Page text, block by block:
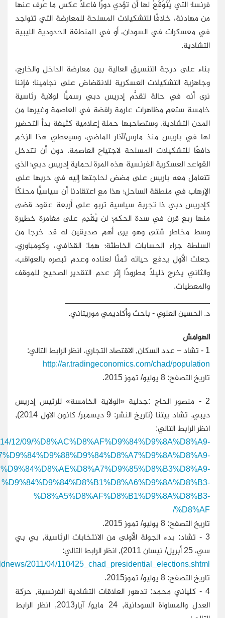
فرنسا؛ التي يُتَوَقَعُ لها أن تؤدي دورًا فاعلاً عكس ما عُرف عنها
من مهادنة، خلافًا للتشكيلات المسلحة للمعارضة التي تتواجد
في معسكرات في السودان، أو في المنطقة الحدودية الليبية
التشادية.
بناء على درجة التنسيق العالية بين معارضة الداخل والخارج،
وجاهزية التشكيلات العسكرية للانقضاض على نجامينا؛ فإننا
نرى أنه في حالة تقدُّم إدريس دبي رسميًّا لولاية رئاسية
خامسة ستعم مظاهرات عارمة رافضة في العاصمة وغيرها من
المدن التشادية، وستصاحبها حملة إعلامية كثيفة بدأ التحضير
لها في باريس منذ مارس/آذار الماضي، وسيعطي هذا الزخم
دافعًا للتشكيلات المسلحة لاجتياح العاصمة، دون أن تتدخل
القواعد العسكرية الفرنسية هذه المرة لحماية إدريس دبي؛ الذي
تتعامل معه باريس على مضض لحاجتها إليه في حربها على
الإرهاب في منطقة الساحل؛ هذا مع اعتقادنا أن سياسيًّا محنكًا
كإدريس دبي ذا تجربة سياسية تربو على أربعة عقود قضى
منها ربع قرن في سدة الحكم؛ لن يُقْدِم على مغامرة خطيرة
وسط مخاطر شتى وهو يرى أهم صديقين له قد خرجا من
السلطة جراء الحسابات الخاطئة؛ هما: القذافي، وكومباوري،
جعلت الأول يدفع حياته ثمنًا لعناده وعدم تبصره بالعواقب،
والثاني يخرج ذليلاً مطرودًا إثر عدم التقدير الصحيح للموقف
والمعطيات.
د. الحسين العلوي - باحث وأكاديمي موريتاني.
الهوامش
1 -
تشاد – عدد السكان, الاقتصاد التجاري، انظر الرابط التالي:
http://ar.tradingeconomics.com/chad/population
تاريخ التصفح: 8 يوليو/ تموز 2015.
2 -
منصور الحاج :جدلية «الولاية الخامسة» للرئيس إدريس
ديبي, تشاد بيتنا (تاريخ النشر: 9 ديسمبر/ كانون الاول 2014),
انظر الرابط التالي:
12/09/%D8%AC%D8%AF%D9%84%D9%8A%D8%A9-
%D9%84%D9%84%D8%B1%D8%A6%D9%8A%D8%B3-
%D8%A5%D8%AF%D8%B1%D9%8A%D8%B3-
%D8%AF/
تاريخ التصفح: 8 يوليو/ تموز 2015.
3 -
تشاد: بدء الجولة الأولى من الانتخابات الرئاسية, بي بي
سي، 25 أبريل/ نيسان 2011), انظر الرابط التالي:
2011/04/110425_chad_presidential_elections.shtml
تاريخ التصفح: 8 يوليو/ تموز2015.
4 -
كلياني محمد: تدهور العلاقات التشادية الفرنسية, حركة
العدل والمساواة السودانية, 24 مايو/ آيار2013, انظر الرابط